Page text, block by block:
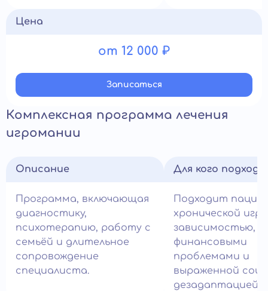
Цена
от 12 000 ₽
Записатьcя
Комплексная программа лечения
игромании
Описание
Программа, включающая
диагностику,
психотерапию, работу с
семьёй и длительное
сопровождение
специалиста.
Для кого
Подходит
хронической
зависимостью,
финансовыми
проблемами и
выраженной
дезадаптацией.